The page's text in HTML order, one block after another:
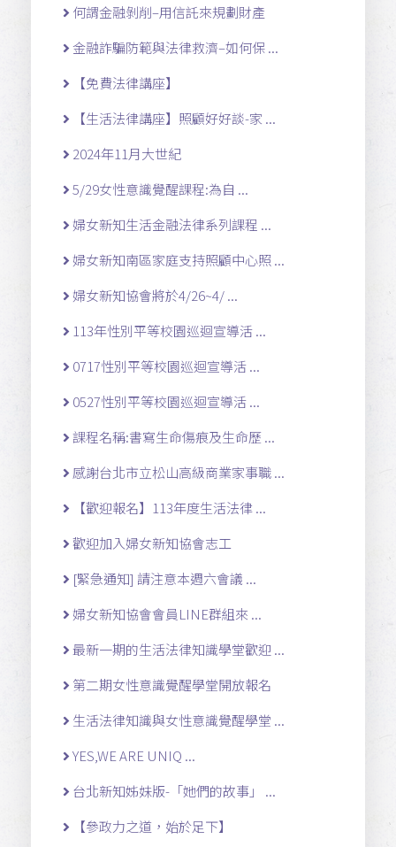
何謂金融剝削–用信託來規劃財產
金融詐騙防範與法律救濟–如何保 ...
【免費法律講座】
【生活法律講座】照顧好好談-家 ...
2024年11月大世紀
5/29女性意識覺醒課程:為自 ...
婦女新知生活金融法律系列課程 ...
婦女新知南區家庭支持照顧中心照 ...
婦女新知協會將於4/26~4/ ...
113年性別平等校園巡迴宣導活 ...
0717性別平等校園巡迴宣導活 ...
0527性別平等校園巡迴宣導活 ...
課程名稱:書寫生命傷痕及生命歷 ...
感謝台北市立松山高級商業家事職 ...
【歡迎報名】113年度生活法律 ...
歡迎加入婦女新知協會志工
[緊急通知] 請注意本週六會議 ...
婦女新知協會會員LINE群組來 ...
最新一期的生活法律知識學堂歡迎 ...
第二期女性意識覺醒學堂開放報名
生活法律知識與女性意識覺醒學堂 ...
YES,WE ARE UNIQ ...
台北新知姊妹版-「她們的故事」 ...
【參政力之道，始於足下】